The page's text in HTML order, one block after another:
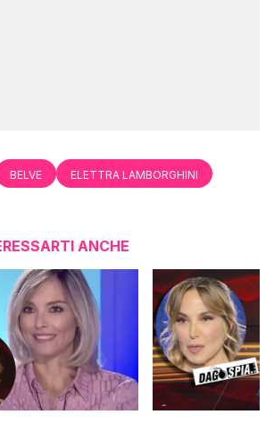
BELVE ELETTRA LAMBORGHINI
ANCHE